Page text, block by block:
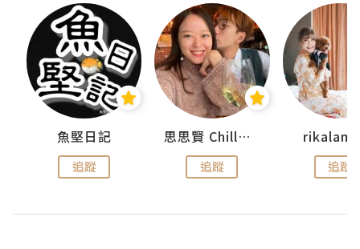
魚堅日記
追蹤
思思賢 ChillMyBabe
追蹤 追蹤